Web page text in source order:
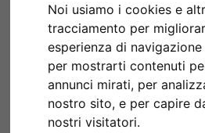
Noi usiamo i cookies e
tracciamento per
esperienza di
per mostrarti contenuti
annunci mirati, per
nostro sito, e per capire
nostri visitatori.